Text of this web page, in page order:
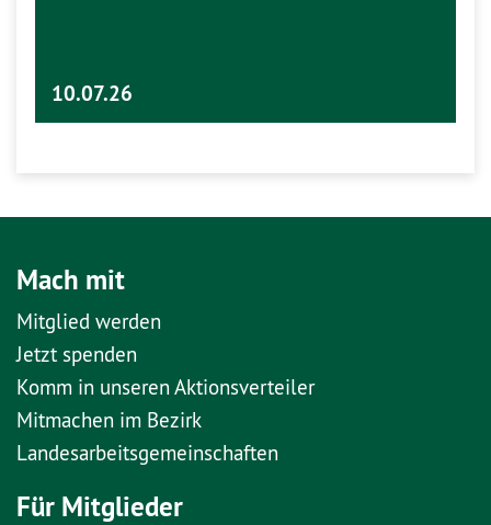
10.07.26
Mach mit
Mitglied werden
Jetzt spenden
Komm in unseren Aktionsverteiler
Mitmachen im Bezirk
Landesarbeitsgemeinschaften
Für Mitglieder